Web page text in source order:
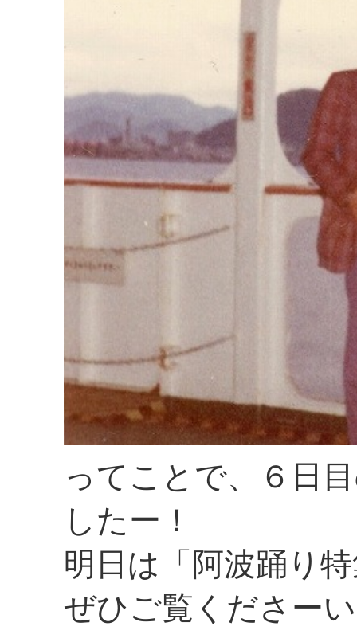
ってことで、６日
したー！
明日は「阿波踊り
ぜひご覧くださー